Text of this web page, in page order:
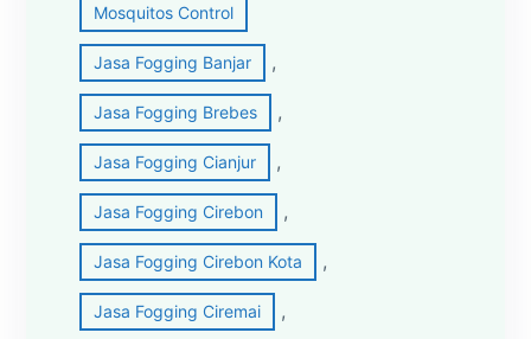
Mosquitos Control
Jasa Fogging Banjar ,
Jasa Fogging Brebes ,
Jasa Fogging Cianjur ,
Jasa Fogging Cirebon ,
Jasa Fogging Cirebon Kota ,
Jasa Fogging Ciremai ,